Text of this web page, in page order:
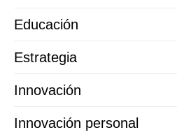
Educación
Estrategia
Innovación
Innovación personal